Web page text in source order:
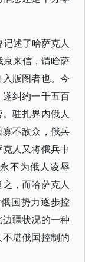
述了哈萨克人
京来信，谓哈萨
版图者也。今
纠约一千五百
驻扎界内俄人
不敌众，俄兵
人又将俄兵中
不为俄人凌辱
，而哈萨克人
国势力逐步控
疆状况的一种
堪俄国控制的